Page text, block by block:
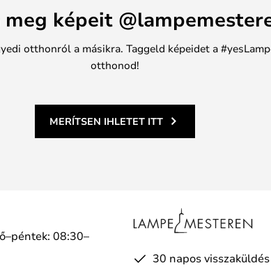
meg képeit
otthonról a másikra. Taggeld képeidet a
otthonod!
MERÍTSEN IHLETET ITT
08:30–
30 napos visszaküldés